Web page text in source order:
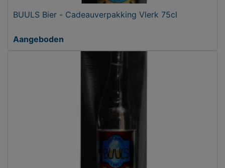
BUULS Bier - Cadeauverpakking Vlerk 75cl
Aangeboden